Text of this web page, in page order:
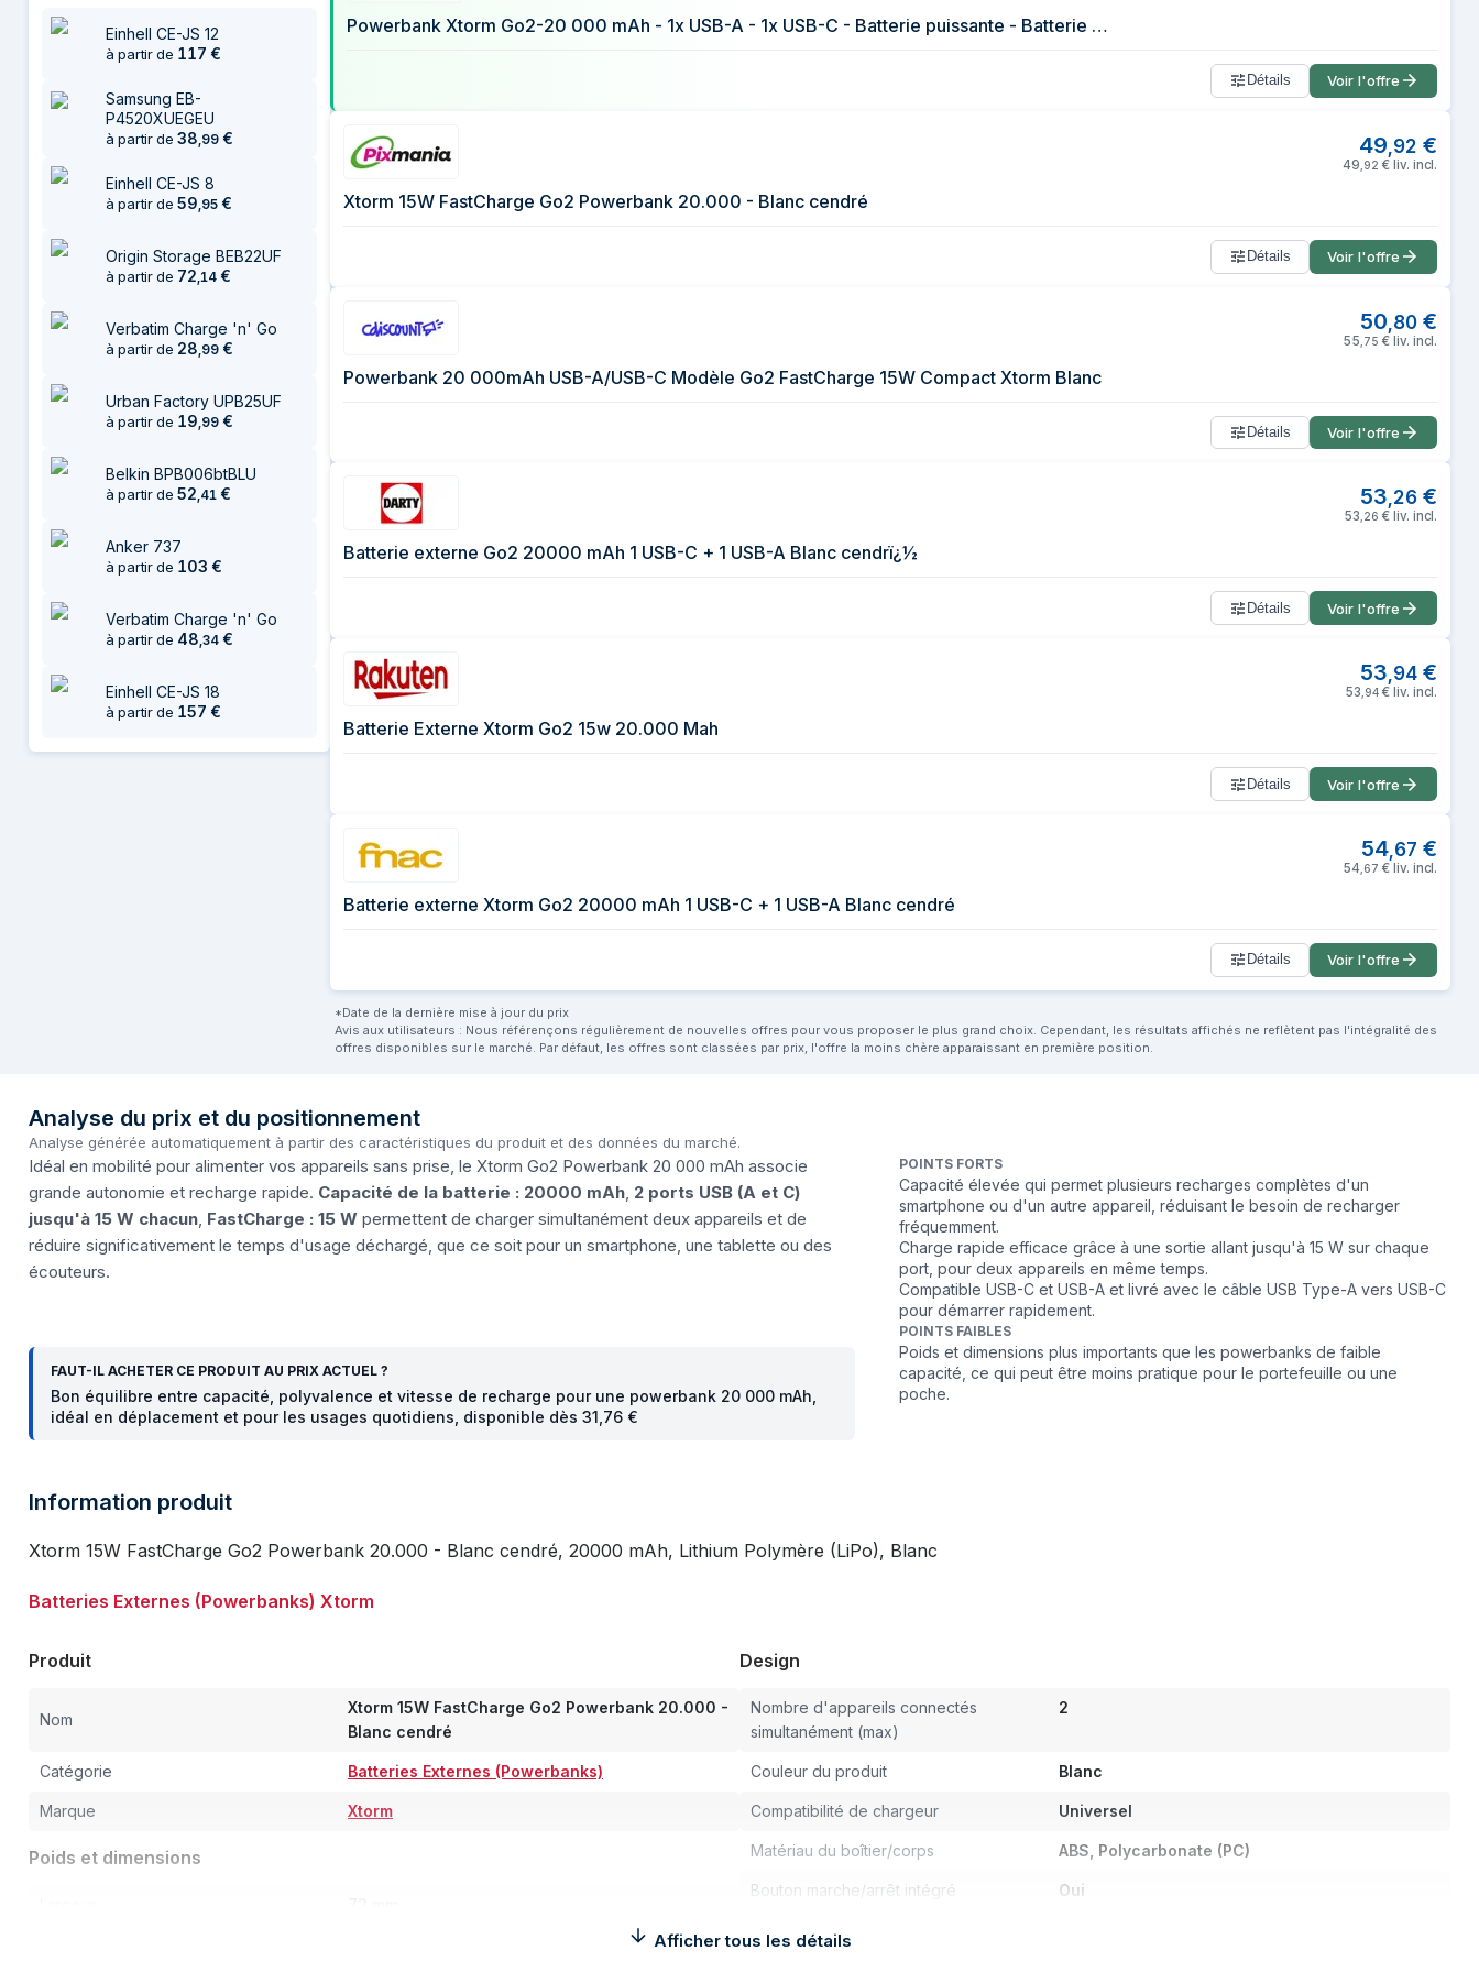
12 juillet 2026
49,92 €
29 juillet 2026Einhell CE-JS 12
à partir de 117 €
Samsung EB-
P4520XUEGEU
à partir de 38,99 €
Einhell CE-JS 8
à partir de 59,95 €
Origin Storage BEB22UF
à partir de 72,14 €
Verbatim Charge 'n' Go
à partir de 28,99 €
Urban Factory UPB25UF
à partir de 19,99 €
Belkin BPB006btBLU
à partir de 52,41 €
Anker 737
à partir de 103 €
Verbatim Charge 'n' Go
à partir de 48,34 €
Einhell CE-JS 18
à partir de 157 €
Powerbank Xtorm Go2-20 000 mAh - 1x USB-A - 1x USB-C - Batterie puissante - Batterie Portable pour iPhone et Samsung - Technologie Durable - Ash White
Détails Voir l'offre
49 92 €
49 92 € liv. incl.
Xtorm 15W FastCharge Go2 Powerbank 20.000 - Blanc cendré
Détails Voir l'offre
50 80 €
55 75 € liv. incl.
Powerbank 20 000mAh USB-A/USB-C Modèle Go2 FastCharge 15W Compact Xtorm Blanc
Détails Voir l'offre
53,26 €
53 26 € liv. incl.
Batterie externe Go2 20000 mAh 1 USB-C + 1 USB-A Blanc cendrï¿½
Détails Voir l'offre
53,94 €
53 94 € liv. incl.
Batterie Externe Xtorm Go2 15w 20.000 Mah
Détails Voir l'offre
54 67 €
54, 67 € liv. incl.
Batterie externe Xtorm Go2 20000 mAh 1 USB-C + 1 USB-A Blanc cendré
Détails Voir l'offre
*Date de la dernière mise à jour du prix
Avis aux utilisateurs : Nous référençons régulièrement de nouvelles offres pour vous proposer le plus grand choix. Cependant, les résultats affichés ne reflètent pas l'intégralité des
offres disponibles sur le marché. Par défaut, les offres sont classées par prix, l'offre la moins chère apparaissant en première position.
Analyse du prix et du positionnement
Analyse générée automatiquement à partir des caractéristiques du produit et des données du marché.
Idéal en mobilité pour alimenter vos appareils sans prise, le Xtorm Go2 Powerbank 20 000 mAh associe
grande autonomie et recharge rapide. Capacité de la batterie : 20000 mAh 2 ports USB (A et C)
jusqu'à 15 W chacun FastCharge : 15 W permettent de charger simultanément deux appareils et de
réduire significativement le temps d'usage déchargé, que ce soit pour un smartphone, une tablette ou des
écouteurs.
POINTS FORTS
Capacité élevée qui permet plusieurs recharges complètes d'un
smartphone ou d'un autre appareil, réduisant le besoin de recharger
fréquemment.
Charge rapide efficace grâce à une sortie allant jusqu'à 15 W sur chaque
port, pour deux appareils en même temps.
Compatible USB-C et USB-A et livré avec le câble USB Type-A vers USB-C
pour démarrer rapidement.
POINTS FAIBLES
Poids et dimensions plus importants que les powerbanks de faible
capacité, ce qui peut être moins pratique pour le portefeuille ou une
poche.
FAUT-IL ACHETER CE PRODUIT AU PRIX ACTUEL ?
Bon équilibre entre capacité, polyvalence et vitesse de recharge pour une powerbank 20 000 mAh,
idéal en déplacement et pour les usages quotidiens, disponible dès 31,76 €
Information produit
Xtorm 15W FastCharge Go2 Powerbank 20.000 - Blanc cendré, 20000 mAh, Lithium Polymère (LiPo), Blanc
Batteries Externes (Powerbanks) Xtorm
Produit
Nom
Xtorm 15W FastCharge Go2 Powerbank 20.000 -
Blanc cendré
Catégorie Batteries Externes (Powerbanks)
Marque Xtorm
Poids et dimensions
Design
Nombre d'appareils connectés
simultanément (max)
2
Couleur du produit Blanc
Compatibilité de chargeur Universel
Matériau du boîtier/corps ABS, Polycarbonate (PC)
Bouton marche/arrêt intégré Oui
Afficher tous les détails